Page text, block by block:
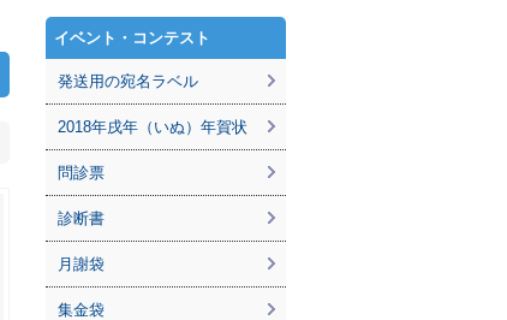
イベント・コンテスト
発送用の宛名ラベル
2018年戌年（いぬ）年賀状
問診票
診断書
月謝袋
集金袋